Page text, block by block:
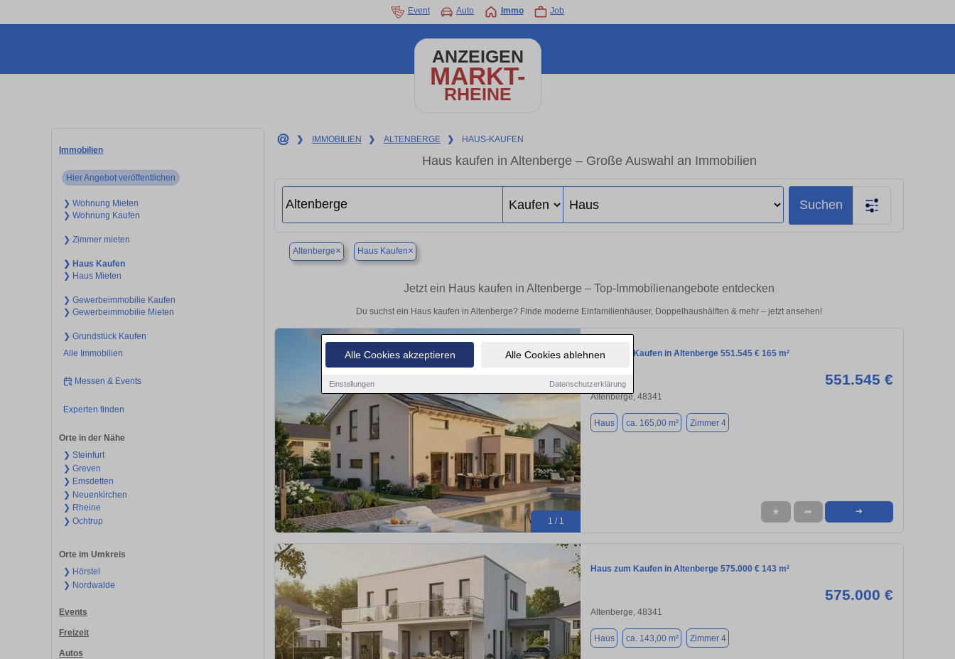
Alle Cookies akzeptieren Alle Cookies ablehnen
Einstellungen Datenschutzerklärung
Event Auto Immo Job
ANZEIGEN
MARKT-
RHEINE
Immobilien
Hier Angebot veröffentlichen
❯ Wohnung Mieten
❯ Wohnung Kaufen
❯ Zimmer mieten
❯ Haus Kaufen
❯ Haus Mieten
❯ Gewerbeimmobilie Kaufen
❯ Gewerbeimmobilie Mieten
❯ Grundstück Kaufen
Alle Immobilien
Messen & Events
Experten finden
Orte in der Nähe
❯ Steinfurt
❯ Greven
❯ Emsdetten
❯ Neuenkirchen
❯ Rheine
❯ Ochtrup
Orte im Umkreis
❯ Hörstel
❯ Nordwalde
Events
Freizeit
Autos
❯ IMMOBILIEN ❯ ALTENBERGE ❯ HAUS-KAUFEN
Haus kaufen in Altenberge – Große Auswahl an Immobilien
Suchen
Altenberge× Haus Kaufen×
Jetzt ein Haus kaufen in Altenberge – Top-Immobilienangebote entdecken
Du suchst ein Haus kaufen in Altenberge? Finde moderne Einfamilienhäuser, Doppelhaushälften & mehr – jetzt ansehen!
1 / 1
Haus zum Kaufen in Altenberge 551.545 € 165 m²
551.545 €
Altenberge, 48341
Haus ca. 165,00 m² Zimmer 4
★ ➦ ➜
Haus zum Kaufen in Altenberge 575.000 € 143 m²
575.000 €
Altenberge, 48341
Haus ca. 143,00 m² Zimmer 4